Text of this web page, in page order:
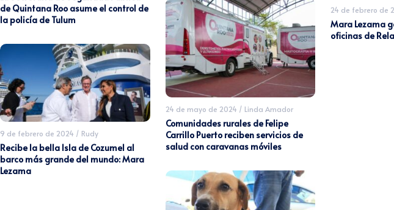
de Quintana Roo asume el control de
la policía de Tulum
9 de febrero de 2024 / Rudy
Recibe la bella Isla de Cozumel al
barco más grande del mundo: Mara
Lezama
24 de mayo de 2024 / Linda Amador
Comunidades rurales de Felipe
Carrillo Puerto reciben servicios de
salud con caravanas móviles
24 de febrero de
Mara Lezama
oficinas de